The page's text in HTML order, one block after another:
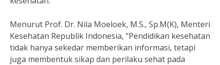
Menurut Prof. Dr. Nila Moeloek, M.S., Sp.M(K), Menteri
Kesehatan Republik Indonesia, “Pendidikan kesehatan
tidak hanya sekedar memberikan informasi, tetapi
juga membentuk sikap dan perilaku sehat pada